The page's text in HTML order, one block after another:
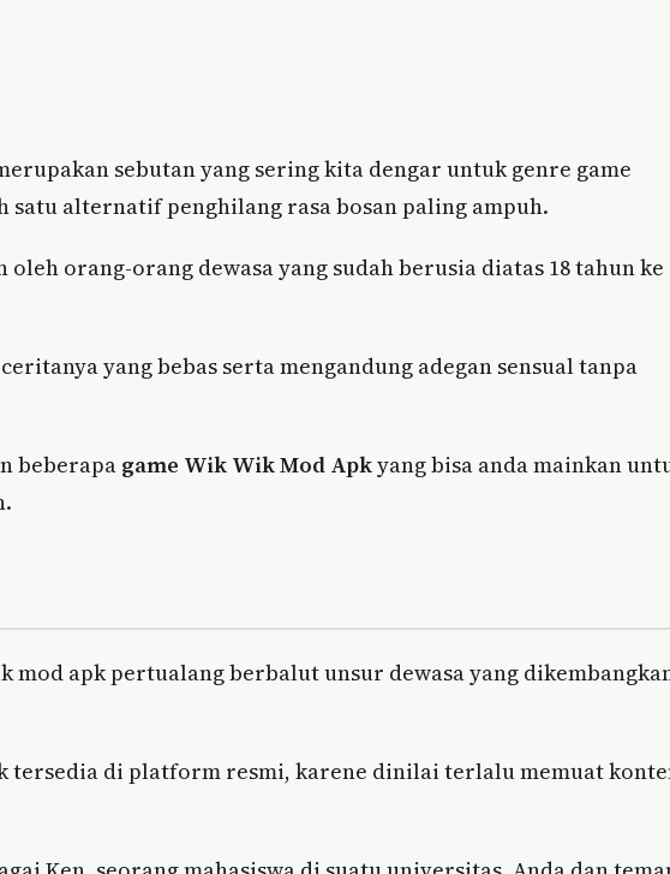
sebutan yang sering kita dengar untuk genre game
satu alternatif penghilang rasa bosan paling ampuh.
orang-orang dewasa yang sudah berusia diatas 18 tahun ke
yang bebas serta mengandung adegan sensual tanpa
beberapa game Wik Wik Mod Apkyang bisa anda mainkan
mod apk pertualang berbalut unsur dewasa yang
tersedia di platform resmi, karene dinilai terlalu memuat